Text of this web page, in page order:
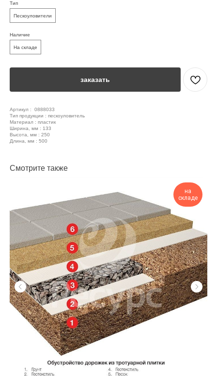
Тип
Пескоуловители
Наличие
На складе
заказать
Артикул : 0888033
Тип продукции : пескоуловитель
Материал : пластик
Ширина, мм : 133
Высота, мм : 250
Длина, мм : 500
Смотрите также
на
складе